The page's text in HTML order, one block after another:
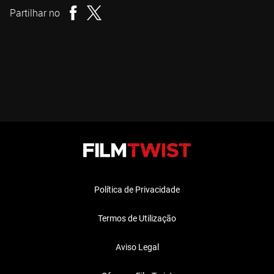
Partilhar no
Política de Privacidade
Termos de Utilização
Aviso Legal